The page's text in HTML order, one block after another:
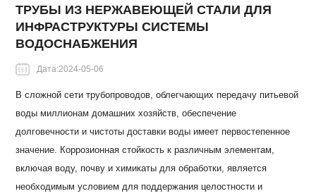
ТРУБЫ ИЗ НЕРЖАВЕЮЩЕЙ СТАЛИ ДЛЯ
ИНФРАСТРУКТУРЫ СИСТЕМЫ
ВОДОСНАБЖЕНИЯ
Дата:2024-05-06
В сложной сети трубопроводов, облегчающих передачу питьевой
воды миллионам домашних хозяйств, обеспечение
долговечности и чистоты доставки воды имеет первостепенное
значение. Коррозионная стойкость к различным элементам,
включая воду, почву и химикаты для обработки, является
необходимым условием для поддержания целостности и